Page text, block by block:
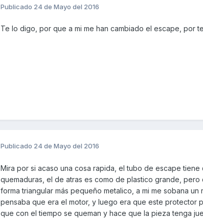
Publicado 24 de Mayo del 2016
Te lo digo, por que a mi me han cambiado el escape, por
Publicado 24 de Mayo del 2016
Mira por si acaso una cosa rapida, el tubo de escape
quemaduras, el de atras es como de plastico grande,
forma triangular más pequeño metalico, a mi me sobana
pensaba que era el motor, y luego era que este protector
que con el tiempo se queman y hace que la pieza tenga